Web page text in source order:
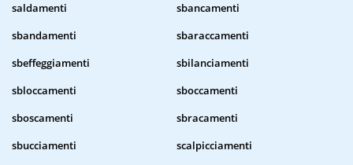
saldamenti
sbancamenti
sbandamenti
sbaraccamenti
sbeffeggiamenti
sbilanciamenti
sbloccamenti
sboccamenti
sboscamenti
sbracamenti
sbucciamenti
scalpicciamenti